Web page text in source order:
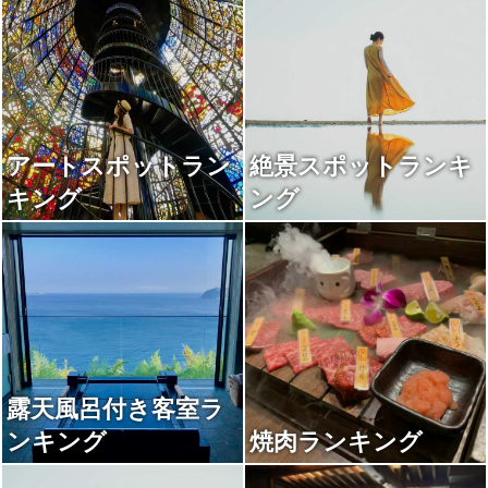
アートスポットラン
キング
絶景スポットランキ
ング
露天風呂付き客室ラ
ンキング
焼肉ランキング